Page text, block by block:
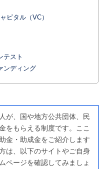
ピタル（VC）
テスト
ンディング
が、国や地方公共団体、民
をもらえる制度です。ここ
金・助成金をご紹介します
は、以下のサイトやご自身
ページを確認してみましょ